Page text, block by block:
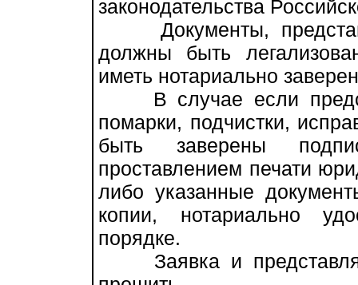
законодательства
Документы,
должны быть
иметь нотариально
В случае если
помарки, подчистки,
быть заверены
проставлением печати
либо указанные
копии, нотариально
порядке.
Заявка и